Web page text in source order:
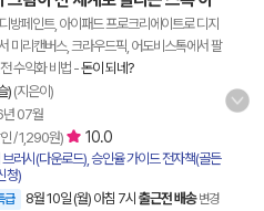
방페인트, 아이패드 프로크리에이트로 디지
미리캔버스, 크라우드픽, 어도비스톡에서 팔
수익화 비법 -돈이 되네?
)(지은이)
07월
/ 1,290원) 10.0
러시(다운로드), 승인율 가이드 전자책(골든
청)
급 8월 10일 (월) 아침 7시 출근전 배송 변경